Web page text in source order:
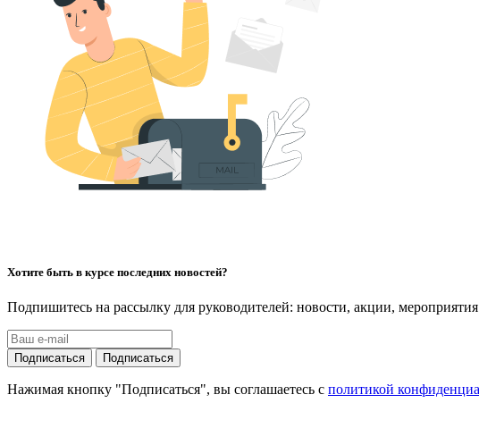
Хотите быть в курсе последних новостей?
Подпишитесь на рассылку для руководителей: новости, акции,
Подписаться Подписаться
Нажимая кнопку "Подписаться", вы соглашаетесь с политикой